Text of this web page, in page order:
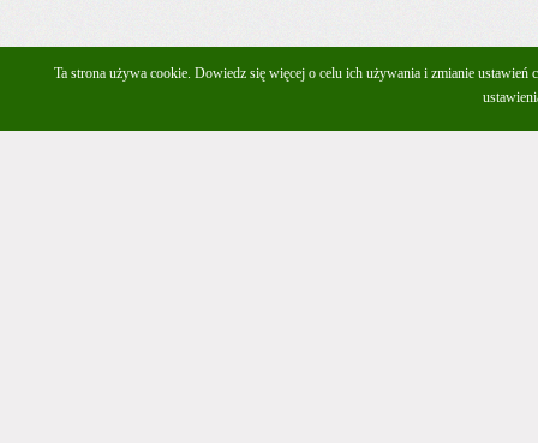
Ta strona używa cookie. Dowiedz się więcejo celu ich używania i zmianie ustawień